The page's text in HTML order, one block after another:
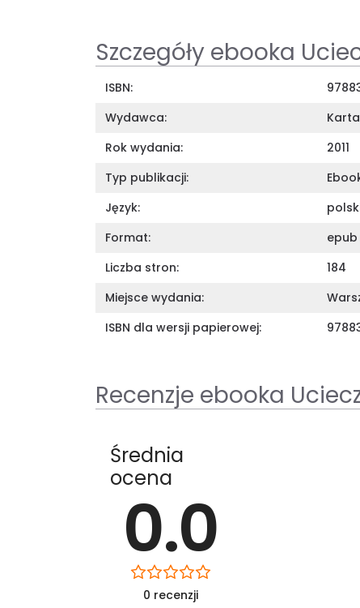
Szczegóły ebooka
ISBN:
Wydawca:
Karta
Rok wydania:
2011
Typ publikacji:
Język:
Format:
Liczba stron:
184
Miejsce wydania:
ISBN dla wersji papierowej:
Recenzje ebooka
Średnia
ocena
0.0
0 recenzji